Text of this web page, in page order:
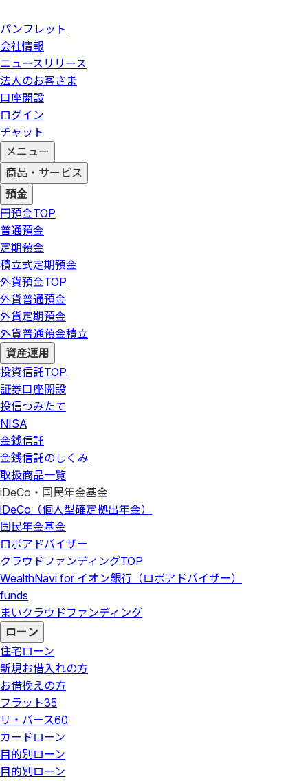
パンフレット
会社情報
ニュースリリース
法人のお客さま
口座開設
ログイン
チャット
メニュー
商品・サービス
預金
円預金TOP
普通預金
定期預金
積立式定期預金
外貨預金TOP
外貨普通預金
外貨定期預金
外貨普通預金積立
資産運用
投資信託TOP
証券口座開設
投信つみたて
NISA
金銭信託
金銭信託のしくみ
取扱商品一覧
iDeCo・国民年金基金
iDeCo（個人型確定拠出年金）
国民年金基金
ロボアドバイザー
クラウドファンディングTOP
WealthNavi for イオン銀行（ロボアドバイザー）
funds
まいクラウドファンディング
ローン
住宅ローン
新規お借入れの方
お借換えの方
フラット35
リ・バース60
カードローン
目的別ローン
目的別ローン